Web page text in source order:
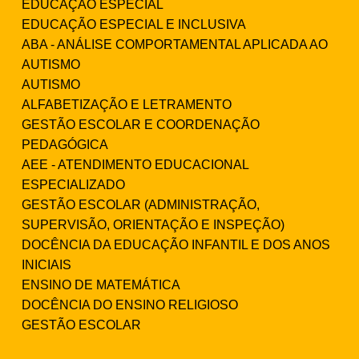
EDUCAÇÃO ESPECIAL
EDUCAÇÃO ESPECIAL E INCLUSIVA
ABA - ANÁLISE COMPORTAMENTAL APLICADA AO
AUTISMO
AUTISMO
ALFABETIZAÇÃO E LETRAMENTO
GESTÃO ESCOLAR E COORDENAÇÃO
PEDAGÓGICA
AEE - ATENDIMENTO EDUCACIONAL
ESPECIALIZADO
GESTÃO ESCOLAR (ADMINISTRAÇÃO,
SUPERVISÃO, ORIENTAÇÃO E INSPEÇÃO)
DOCÊNCIA DA EDUCAÇÃO INFANTIL E DOS ANOS
INICIAIS
ENSINO DE MATEMÁTICA
DOCÊNCIA DO ENSINO RELIGIOSO
GESTÃO ESCOLAR